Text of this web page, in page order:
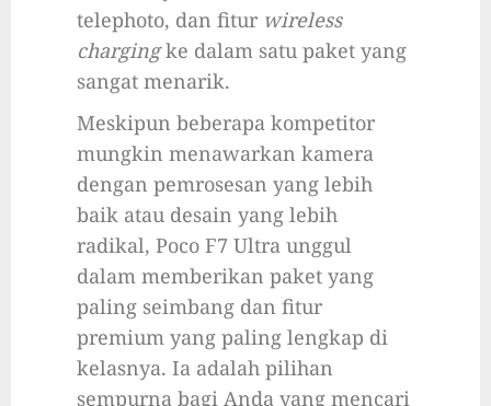
telephoto, dan fitur wireless
chargingke dalam satu paket yang
sangat menarik.
Meskipun beberapa kompetitor
mungkin menawarkan kamera
dengan pemrosesan yang lebih
baik atau desain yang lebih
radikal, Poco F7 Ultra unggul
dalam memberikan paket yang
paling seimbang dan fitur
premium yang paling lengkap di
kelasnya. Ia adalah pilihan
sempurna bagi Anda yang mencari